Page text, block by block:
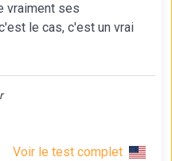
vraiment ses
le cas, c'est un vrai
Voir le test complet